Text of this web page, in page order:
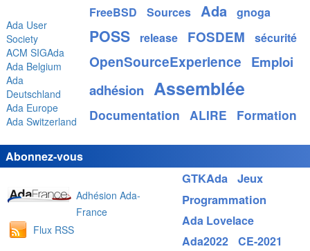
Ada User
Society
ACM SIGAda
Ada Belgium
Ada
Deutschland
Ada Europe
Ada Switzerland
Abonnez-vous
Adhésion Ada-
France
Flux RSS
FreeBSD Sources Ada gnoga
POSS release FOSDEM sécurité
OpenSourceExperience Emploi
adhésion Assemblée
Documentation ALIRE Formation
GTKAda Jeux
Programmation
Ada Lovelace
Ada2022
CE-2021